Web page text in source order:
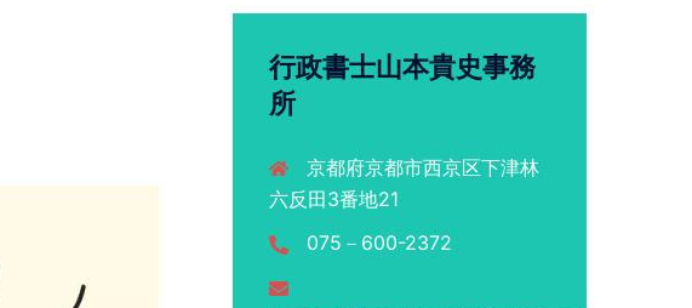
行政書士山本貴史事務
所
京都府京都市西京区下津林
六反田3番地21
075－600-2372